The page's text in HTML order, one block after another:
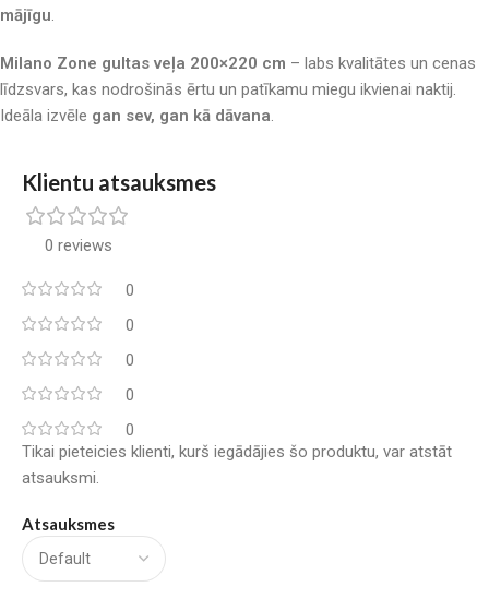
mājīgu.
Milano Zone gultas veļa 200×220 cm – labs kvalitātes un cenas
līdzsvars, kas nodrošinās ērtu un patīkamu miegu ikvienai naktij.
Ideāla izvēle gan sev, gan kā dāvana.
Klientu atsauksmes
0 reviews
0
0
0
0
0
Atsauksmes
Tikai pieteicies klienti, kurš iegādājies šo produktu, var atstāt
atsauksmi.